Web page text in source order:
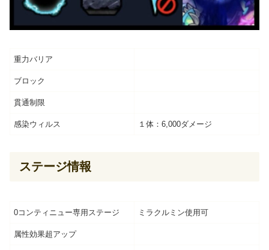
重力バリア
ブロック
貫通制限
感染ウィルス １体：6,000ダメージ
ステージ情報
0コンティニュー専用ステージ ミラクルミン使用可
属性効果超アップ